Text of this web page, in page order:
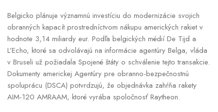
Belgicko plánuje významnú investíciu do modernizácie svojich
obranných kapacít prostredníctvom nákupu amerických rakiet v
hodnote 3,14 miliardy eur. Podľa belgických médií De Tijd a
L’Echo, ktoré sa odvolávajú na informácie agentúry Belga, vláda
v Bruseli už požiadala Spojené štáty o schválenie tejto transakcie.
Dokumenty americkej Agentúry pre obranno-bezpečnostnú
spoluprácu (DSCA) potvrdzujú, že objednávka zahŕňa rakety
AIM-120 AMRAAM, ktoré vyrába spoločnosť Raytheon.